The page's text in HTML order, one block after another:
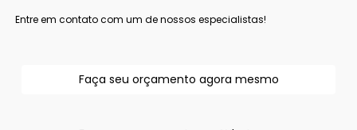
Entre em contato com um de nossos especialistas!
Faça seu orçamento agora mesmo